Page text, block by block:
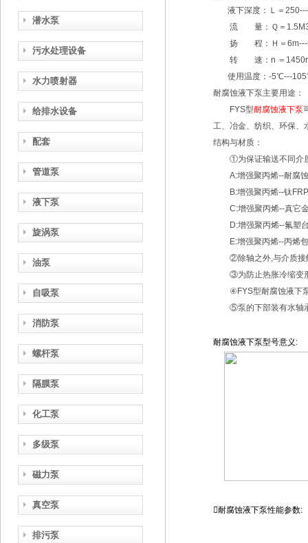
潜水泵
污水处理设备
水力喷射器
给排水设备
配套
管道泵
液下泵
旋涡泵
油泵
自吸泵
消防泵
螺杆泵
隔膜泵
化工泵
多级泵
磁力泵
真空泵
排污泵
液下深度：Ｌ＝250---
流 量：Ｑ＝1.5M3/
扬 程：Ｈ＝6m---
转 速：n ＝1450r/
使用温度：-5℃---
耐腐蚀液下泵主要用途：
FYS型耐腐蚀液下泵
工、冶金、纺织、环保、
结构与材质：
①为保证输送不同介质
A:增强聚丙烯--耐腐蚀
B:增强聚丙烯--钛
C:增强聚丙烯--真它
D:增强聚丙烯--氟塑
E:增强聚丙烯--丙烯
②除轴之外,与介质接触
③为防止热胀冷缩变形
④FYS型耐腐蚀液下泵
⑤泵的下部装有水轴承
耐腐蚀液下泵型号意义:
耐腐蚀液下泵性能参数: